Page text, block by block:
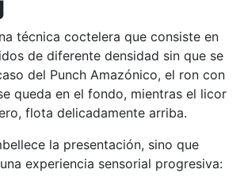
técnica coctelera que consiste en
de diferente densidad sin que se
del Punch Amazónico, el ron con
queda en el fondo, mientras el licor
flota delicadamente arriba.
la presentación, sino que
experiencia sensorial progresiva: